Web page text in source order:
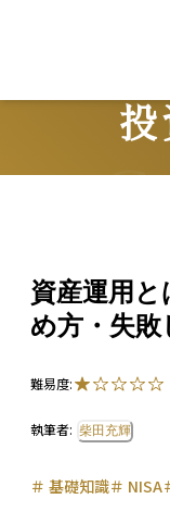
資産運用
め方・失
難易度:
執筆者: 柴田充輝
＃ 基礎知識＃ NISA